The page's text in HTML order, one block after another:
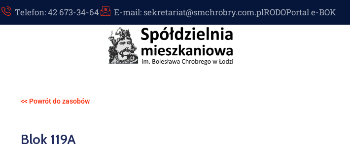
Telefon: 42 673-34-64 E-mail: sekretariat@smchrobry.com.plRODOPortal e-BOK
<< Powrót do zasobów
Blok 119A